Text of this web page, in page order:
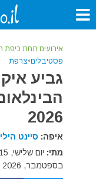
אירועים תחת כיפת
פסטיבלים•צרפת
גביע
2026
איפה: סיינט
מתי:
בספטמבר, 2026